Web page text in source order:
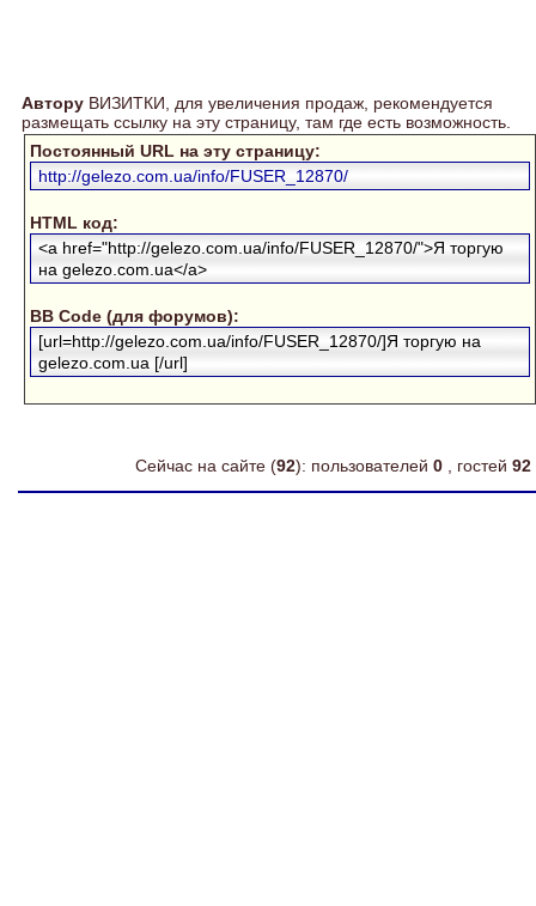
Автору ВИЗИТКИ, для увеличения продаж, рекомендуется
размещать ссылку на эту страницу, там где есть возможность.
Постоянный URL на эту страницу:
http://gelezo.com.ua/info/FUSER_12870/
HTML код:
<a href="http://gelezo.com.ua/info/FUSER_12870/">Я торгую
на gelezo.com.ua</a>
BB Code (для форумов):
[url=http://gelezo.com.ua/info/FUSER_12870/]Я торгую на
gelezo.com.ua [/url]
Сейчас на сайте (92): пользователей 0 , гостей 92